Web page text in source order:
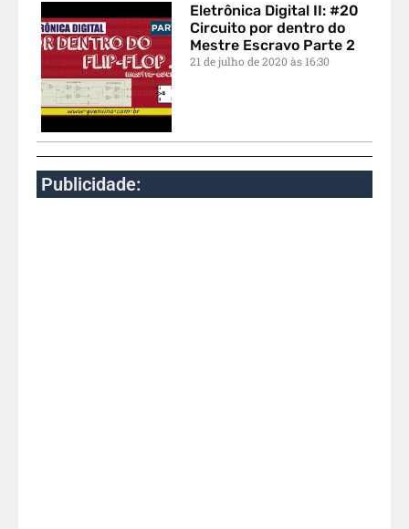
Eletrônica Digital II: #20
Circuito por dentro do
Mestre Escravo Parte 2
21 de julho de 2020 16:30
Publicidade: